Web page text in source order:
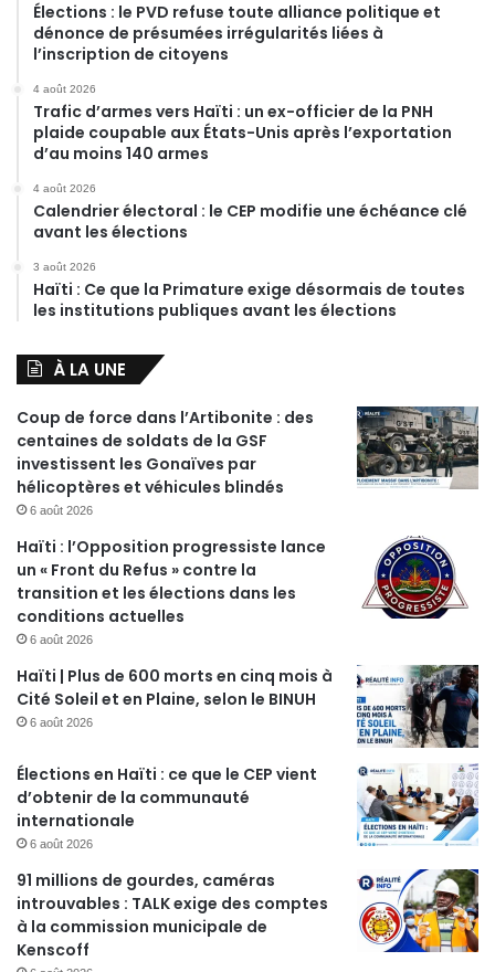
Élections : le PVD refuse toute alliance politique et
dénonce de présumées irrégularités liées à
l’inscription de citoyens
4 août 2026
Trafic d’armes vers Haïti : un ex-officier de la PNH
plaide coupable aux États-Unis après l’exportation
d’au moins 140 armes
4 août 2026
Calendrier électoral : le CEP modifie une échéance clé
avant les élections
3 août 2026
Haïti : Ce que la Primature exige désormais de toutes
les institutions publiques avant les élections
À LA UNE
Coup de force dans l’Artibonite : des
centaines de soldats de la GSF
investissent les Gonaïves par
hélicoptères et véhicules blindés
6 août 2026
Haïti : l’Opposition progressiste lance
un « Front du Refus » contre la
transition et les élections dans les
conditions actuelles
6 août 2026
Haïti | Plus de 600 morts en cinq mois à
Cité Soleil et en Plaine, selon le BINUH
6 août 2026
Élections en Haïti : ce que le CEP vient
d’obtenir de la communauté
internationale
6 août 2026
91 millions de gourdes, caméras
introuvables : TALK exige des comptes
à la commission municipale de
Kenscoff